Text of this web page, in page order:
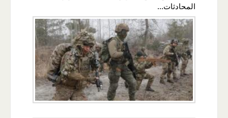
المحادثات...